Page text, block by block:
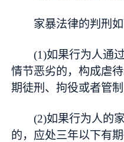
家暴法律的判刑如
(1)如果行为人通
情节恶劣的，构成虐
期徒刑、拘役或者管
(2)如果行为人的
的，应处三年以下有